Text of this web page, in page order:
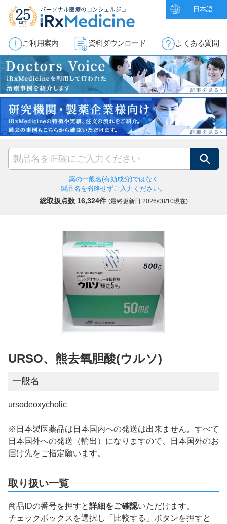
日本語
ご利用案内 資料ダウンロード よくある質問
検索
薬の一般名(有効成分)ではなく
製品名を省略せずご入力ください。
総取扱点数 16,324件 (最終更新日 2026/08/10現在)
URSO、熊去氧胆酸(ウルソ)
一般名
ursodeoxycholic
※日本製医薬品は日本国内への発送は出来ません。すべて
日本国外への発送（輸出）になりますので、日本国外のお
届け先をご指定願います。
取り扱い一覧
商品IDの番号を押すと詳細をご確認いただけます。
チェックボックスを選択し「比較する」ボタンを押すと